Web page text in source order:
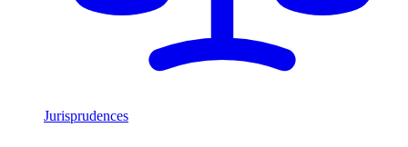
Jurisprudences